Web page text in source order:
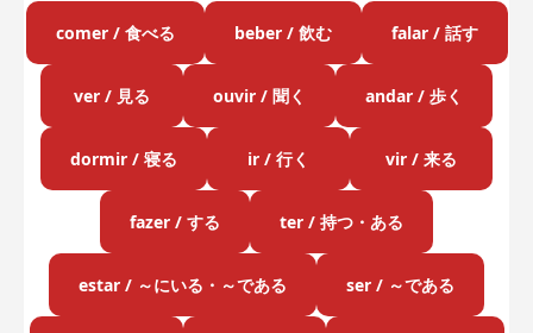
comer / 食べる beber / 飲む falar / 話す
ver / 見る ouvir / 聞く andar / 歩く
dormir / 寝る ir / 行く vir / 来る
fazer / する ter / 持つ・ある
estar / ～にいる・～である ser / ～である